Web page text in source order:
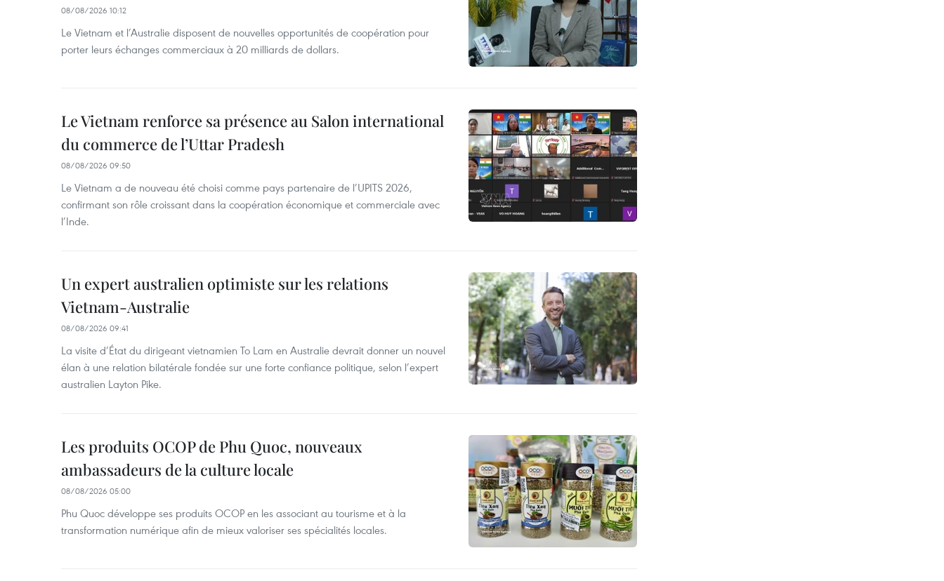
08/08/2026 10:12
Le Vietnam et l’Australie disposent de nouvelles opportunités de coopération pour
porter leurs échanges commerciaux à 20 milliards de dollars.
Le Vietnam renforce sa présence au Salon international
du commerce de l’Uttar Pradesh
08/08/2026 09:50
Le Vietnam a de nouveau été choisi comme pays partenaire de l’UPITS 2026,
confirmant son rôle croissant dans la coopération économique et commerciale avec
l’Inde.
Un expert australien optimiste sur les relations
Vietnam-Australie
08/08/2026 09:41
La visite d’État du dirigeant vietnamien To Lam en Australie devrait donner un nouvel
élan à une relation bilatérale fondée sur une forte confiance politique, selon l’expert
australien Layton Pike.
Les produits OCOP de Phu Quoc, nouveaux
ambassadeurs de la culture locale
08/08/2026 05:00
Phu Quoc développe ses produits OCOP en les associant au tourisme et à la
transformation numérique afin de mieux valoriser ses spécialités locales.